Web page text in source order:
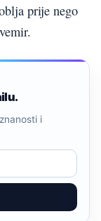
prije nego
i